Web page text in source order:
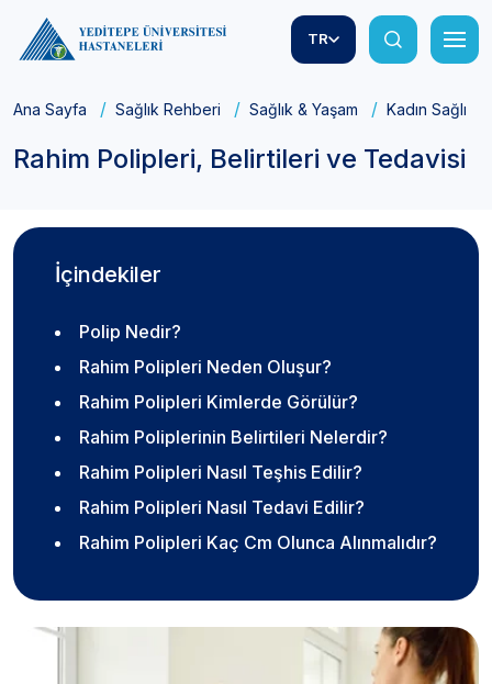
TR
Ana Sayfa Sağlık Rehberi Sağlık & Yaşam Kadın Sağlığı
Rahim Polipleri, Belirtileri ve Tedavisi
İçindekiler
Polip Nedir?
Rahim Polipleri Neden Oluşur?
Rahim Polipleri Kimlerde Görülür?
Rahim Poliplerinin Belirtileri Nelerdir?
Rahim Polipleri Nasıl Teşhis Edilir?
Rahim Polipleri Nasıl Tedavi Edilir?
Rahim Polipleri Kaç Cm Olunca Alınmalıdır?